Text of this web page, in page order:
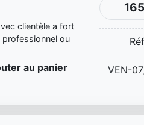
clientèle a fort
ou
au panier
VEN-